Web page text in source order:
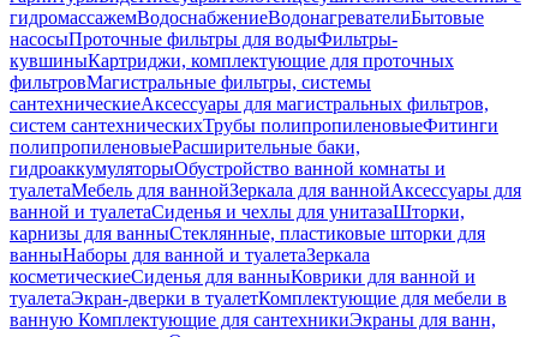
гидромассажемВодоснабжениеВодонагревателиБытовые
насосыПроточные фильтры для водыФильтры-
кувшиныКартриджи, комплектующие для проточных
фильтровМагистральные фильтры, системы
сантехническиеАксессуары для магистральных фильтров,
систем сантехническихТрубы полипропиленовыеФитинги
полипропиленовыеРасширительные баки,
гидроаккумуляторыОбустройство ванной комнаты и
туалетаМебель для ваннойЗеркала для ваннойАксессуары для
ванной и туалетаСиденья и чехлы для унитазаШторки,
карнизы для ванныСтеклянные, пластиковые шторки для
ванныНаборы для ванной и туалетаЗеркала
косметическиеСиденья для ванныКоврики для ванной и
туалетаЭкран-дверки в туалетКомплектующие для мебели в
ванную Комплектующие для сантехникиЭкраны для ванн,